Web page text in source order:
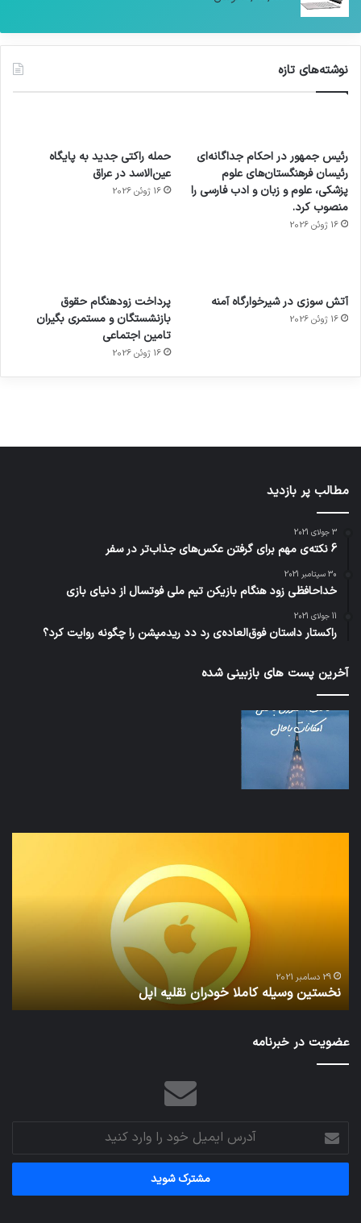
نوشته‌های تازه
رئیس جمهور در احکام جداگانه‌ای
رئیسان فرهنگستان‌های علوم
پزشکی، علوم و زبان و ادب فارسی را
منصوب کرد.
16 ژوئن 2026
حمله راکتی جدید به پایگاه
عین‌الاسد در عراق
16 ژوئن 2026
آتش سوزی در شیرخوارگاه آمنه
16 ژوئن 2026
پرداخت زودهنگام حقوق
بازنشستگان و مستمری بگیران
تامین اجتماعی
16 ژوئن 2026
برای
کشف
توسط
مجازی
…
ساعت
هوشمند
با طعم
توسط
ژاکت
در
های
2023
توسط
مطالب پر بازدید
3 جولای 2021
6 نکته‌ی مهم برای گرفتن عکس‌های جذاب‌تر در سفر
30 سپتامبر 2021
خداحافظی زود هنگام بازیکن تیم ملی فوتسال از دنیای بازی
11 جولای 2021
راکستار داستان فوق‌العاده‌ی رد دد ریدمپشن را چگونه روایت کرد؟
آخرین پست های بازبینی شده
29 دسامبر 2021
نخستین وسیله کاملا خودران نقلیه اپل
عضویت در خبرنامه
آدرس
ایمیل
خود
وارد